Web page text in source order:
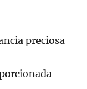
preciosa